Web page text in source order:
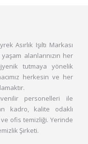
Asırlık Işıltı Markası
alanlarınızın her
tutmaya yönelik
herkesin ve her
personelleri ile
kadro, kalite odaklı
ofis temizliği. Yerinde
Şirketi.